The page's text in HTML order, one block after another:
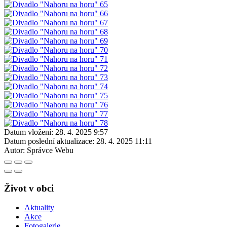
Datum vložení: 28. 4. 2025 9:57
Datum poslední aktualizace: 28. 4. 2025 11:11
Autor: Správce Webu
Život v obci
Aktuality
Akce